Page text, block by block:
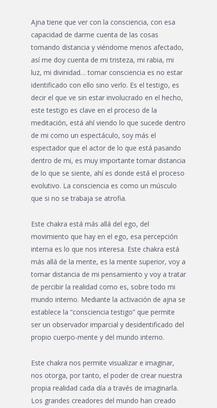
Ajna tiene que ver con la consciencia, con esa
capacidad de darme cuenta de las cosas
tomando distancia y viéndome menos afectado,
así me doy cuenta de mi tristeza, mi rabia, mi
luz, mi divinidad… tomar consciencia es no estar
identificado con ello sino verlo. Es el testigo, es
decir el que ve sin estar involucrado en el hecho,
este testigo es clave en el proceso de la
meditación, está ahí viendo lo que sucede dentro
de mi como un espectáculo, soy más el
espectador que el actor de lo que está pasando
dentro de mi, es muy importante tomar distancia
de lo que se siente, ahí es donde está el proceso
evolutivo. La consciencia es como un músculo
que si no se trabaja se atrofia.
Este chakra está más allá del ego, del
movimiento que hay en el ego, esa percepción
interna es lo que nos interesa. Este chakra está
más allá de la mente, es la mente superior, voy a
tomar distancia de mi pensamiento y voy a tratar
de percibir la realidad como es, sobre todo mi
mundo interno. Mediante la activación de ajna se
establece la “consciencia testigo” que permite
ser un observador imparcial y desidentificado del
propio cuerpo-mente y del mundo interno.
Este chakra nos permite visualizar e imaginar,
nos otorga, por tanto, el poder de crear nuestra
propia realidad cada día a través de imaginarla.
Los grandes creadores del mundo han creado